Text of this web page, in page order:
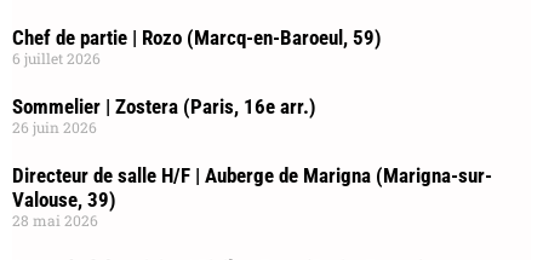
Chef de partie | Rozo (Marcq-en-Baroeul, 59)
6 juillet 2026
Sommelier | Zostera (Paris, 16e arr.)
26 juin 2026
Directeur de salle H/F | Auberge de Marigna (Marigna-sur-
Valouse, 39)
28 mai 2026